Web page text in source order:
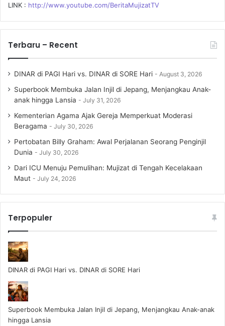
LINK : http://www.youtube.com/BeritaMujizatTV
Terbaru – Recent
DINAR di PAGI Hari vs. DINAR di SORE Hari August 3, 2026
Superbook Membuka Jalan Injil di Jepang, Menjangkau Anak-
anak hingga Lansia
July 31, 2026
Kementerian Agama Ajak Gereja Memperkuat Moderasi
Beragama
July 30, 2026
Pertobatan Billy Graham: Awal Perjalanan Seorang Penginjil
Dunia
July 30, 2026
Dari ICU Menuju Pemulihan: Mujizat di Tengah Kecelakaan
Maut
July 24, 2026
Terpopuler
DINAR di PAGI Hari vs. DINAR di SORE Hari
Superbook Membuka Jalan Injil di Jepang, Menjangkau Anak-anak
hingga Lansia